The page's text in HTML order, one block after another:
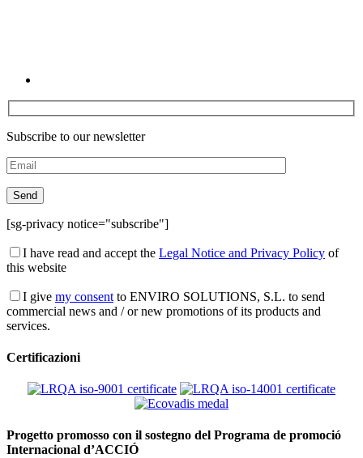
Subscribe to our newsletter
[sg-privacy notice="subscribe"]
I have read and accept the Legal Notice and Privacy Policy of
this website
I give my consent to ENVIRO SOLUTIONS, S.L. to send
commercial news and / or new promotions of its products and
services.
Certificazioni
Progetto promosso con il sostegno del Programa de promoció
Internacional d’ACCIÓ